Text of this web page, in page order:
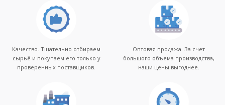
Качество. Тщательно отбираем
сырьё и покупаем его только у
проверенных поставщиков.
Оптовая продажа. За счет
большого объема производства,
наши цены выгоднее.